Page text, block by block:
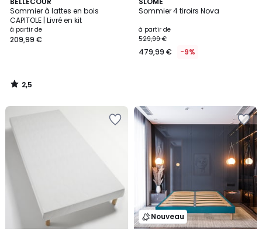
Sommier à lattes en bois
CAPITOLE | Livré en kit
à partir de
209,99 €
/ 5
2,5
/
Sommier 4 tiroirs Nova
à partir de
529,99 €
479,99 € -9%
Nouveau